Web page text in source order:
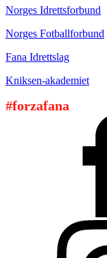
Norges Idrettsforbund
Norges Fotballforbund
Fana Idrettslag
Kniksen-akademiet
#forzafana